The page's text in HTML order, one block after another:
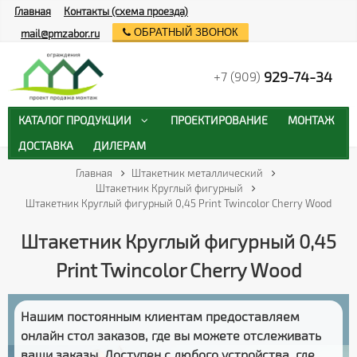
Главная
Штакетник металлический
Штакетник Круглый фигурный
Штакетник Круглый фигурный 0,45 Print Twincolor Cherry Wood
Штакетник Круглый фигурный 0,45
Print Twincolor Cherry Wood
Нашим постоянным клиентам предоставляем
онлайн стол заказов, где вы можете отслеживать
Главная
Контакты (схема проезда)
mail@pmzabor.ru
ОБРАТНЫЙ ЗВОНОК
+7 (909) 929-74-34
КАТАЛОГ ПРОДУКЦИИ ПРОЕКТИРОВАНИЕ
МОНТАЖ
ДОСТАВКА
ДИЛЕРАМ